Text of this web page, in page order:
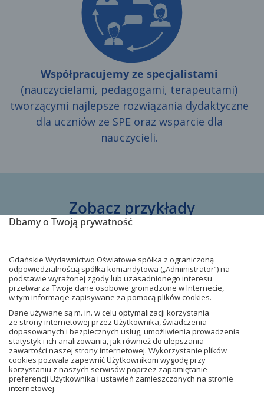
Współpracujemy ze specjalistami
(nauczycielami, pedagogami, terapeutami)
tworzącymi najlepsze rozwiązania dydaktyczne
dla uczniów ze SPE oraz wsparcie dla
nauczycieli.
Zobacz przykłady
Dbamy o Twoją prywatność
Gdańskie Wydawnictwo Oświatowe spółka z ograniczoną
odpowiedzialnością spółka komandytowa („Administrator”) na
podstawie wyrażonej zgody lub uzasadnionego interesu
przetwarza Twoje dane osobowe gromadzone w Internecie,
w tym informacje zapisywane za pomocą plików cookies.
Dane używane są m. in. w celu optymalizacji korzystania
ze strony internetowej przez Użytkownika, świadczenia
dopasowanych i bezpiecznych usług, umożliwienia prowadzenia
statystyk i ich analizowania, jak również do ulepszania
zawartości naszej strony internetowej. Wykorzystanie plików
cookies pozwala zapewnić Użytkownikom wygodę przy
korzystaniu z naszych serwisów poprzez zapamiętanie
preferencji Użytkownika i ustawień zamieszczonych na stronie
internetowej.